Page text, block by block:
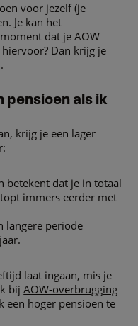
voor jezelf (je
Je kan het
dat je AOW
Dan krijg je
als ik
krijg je een lager
betekent dat je in totaal
immers eerder met
langere periode
laat ingaan, mis je
bijAOW-overbrugging
hoger pensioen te